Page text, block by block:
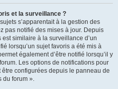
et la surveillance ?
s’apparentait à la gestion des
pas notifié des mises à jour. Depuis
similaire à la surveillance d’un
lorsqu’un sujet favoris a été mis à
également d’être notifié lorsqu’il y
Les options de notifications pour
configurées depuis le panneau de
du forum ».